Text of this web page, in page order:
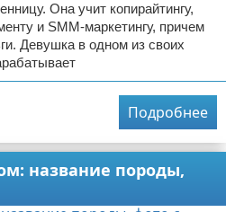
Она учит копирайтингу,
и SMM-маркетингу, причем
Девушка в одном из своих
Подробнее
название породы,